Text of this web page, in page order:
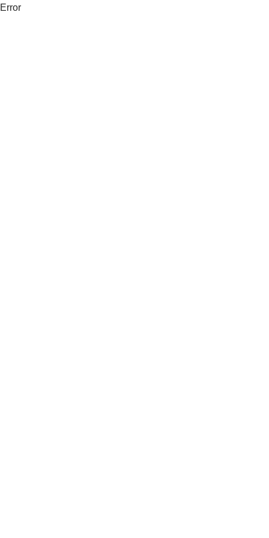
Error